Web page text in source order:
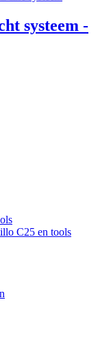
systeem -
C25 en tools